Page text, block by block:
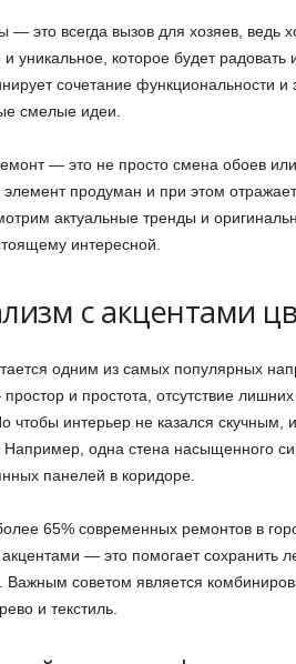
— это всегда вызов для хозяев, ведь
уникальное, которое будет радовать
сочетание функциональности и
смелые идеи.
— это не просто смена обоев
продуман и при этом
актуальные тренды и
интересной.
с акцентами
одним из самых популярных
и простота, отсутствие
чтобы интерьер не казался
одна стена насыщенного
панелей в коридоре.
65% современных ремонтов в
— это помогает сохранить
Важным советом является
и текстиль.